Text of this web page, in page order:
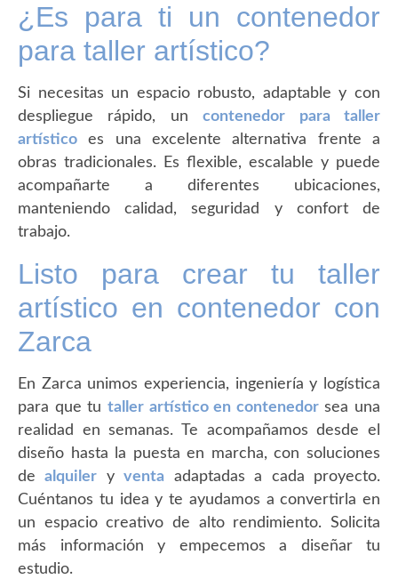
¿Es para ti un contenedor
para taller artístico?
Si necesitas un espacio robusto, adaptable y con
despliegue rápido, uncontenedor para taller
artístico es una excelente alternativa frente a
obras tradicionales. Es flexible, escalable y puede
acompañarte a diferentes ubicaciones,
manteniendo calidad, seguridad y confort de
trabajo.
Listo para crear tu taller
artístico en contenedor con
Zarca
En Zarca unimos experiencia, ingeniería y logística
para que tu taller artístico en contenedorsea una
realidad en semanas. Te acompañamos desde el
diseño hasta la puesta en marcha, con soluciones
dealquiler yventa adaptadas a cada proyecto.
Cuéntanos tu idea y te ayudamos a convertirla en
un espacio creativo de alto rendimiento. Solicita
más información y empecemos a diseñar tu
estudio.